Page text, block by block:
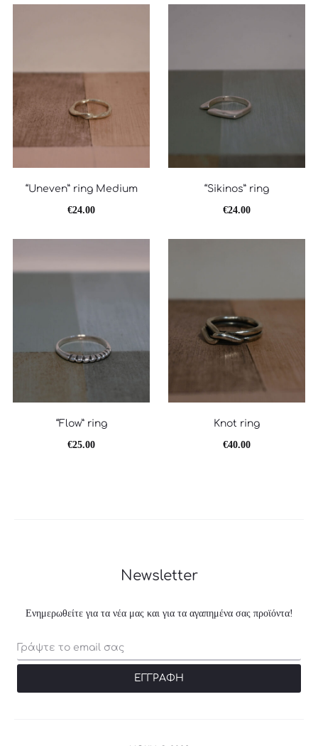
“Uneven” ring Medium
€24.00
“Sikinos” ring
€24.00
“Flow” ring
€25.00
Knot ring
€40.00
Newsletter
Ενημερωθείτε για τα νέα μας και για τα αγαπημένα σας προϊόντα!